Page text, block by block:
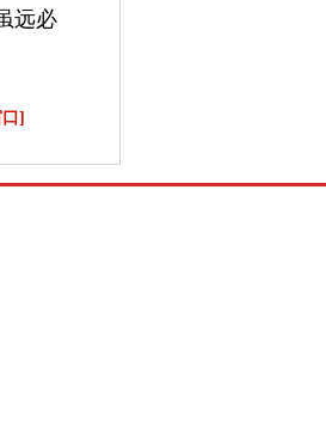
远必
]